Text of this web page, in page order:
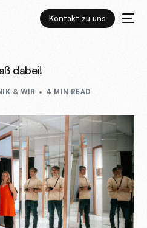
Kontakt zu uns
dabei!
& WIR 4 MIN READ